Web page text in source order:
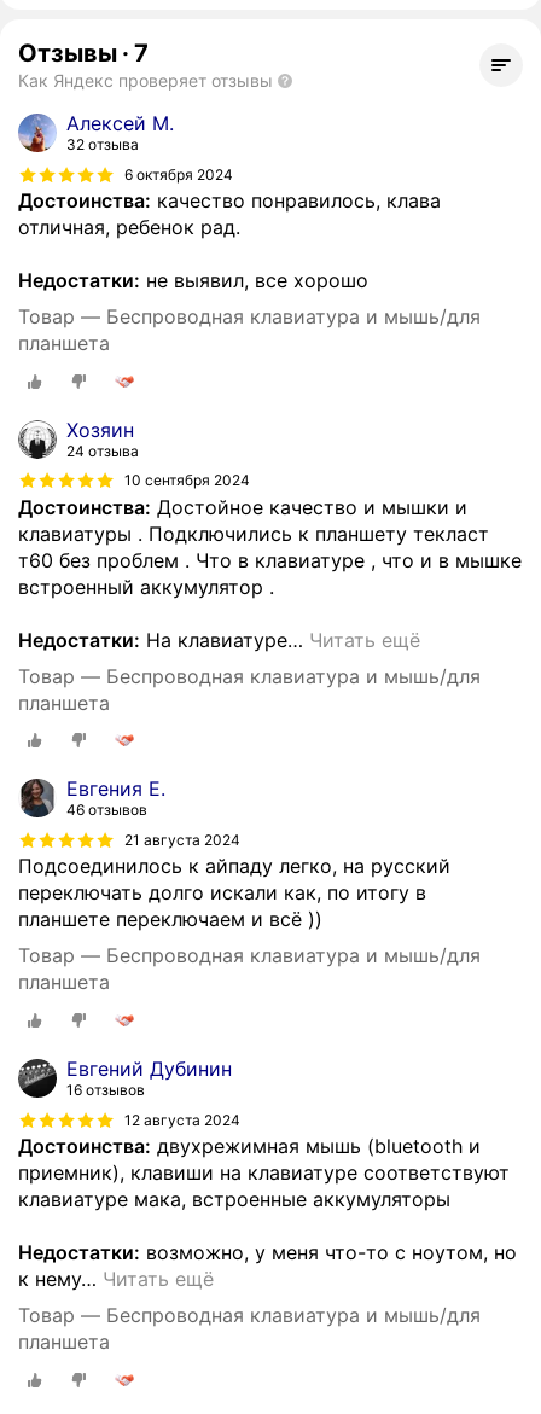
Отзывы · 7
Как Яндекс проверяет отзывы
Алексей М.
32 отзыва
6 октября 2024
Достоинства: качество понравилось, клава
отличная, ребенок рад.
Недостатки: не выявил, все хорошо
Товар — Беспроводная клавиатура и мышь/для
планшета
Хозяин
24 отзыва
10 сентября 2024
Достоинства: Достойное качество и мышки и
клавиатуры . Подключились к планшету текласт
т60 без проблем . Что в клавиатуре , что и в мышке
встроенный аккумулятор .
Недостатки: На клавиатуре… Читать ещё
Товар — Беспроводная клавиатура и мышь/для
планшета
Евгения Е.
46 отзывов
21 августа 2024
Подсоединилось к айпаду легко, на русский
переключать долго искали как, по итогу в
планшете переключаем и всё ))
Товар — Беспроводная клавиатура и мышь/для
планшета
Евгений Дубинин
16 отзывов
12 августа 2024
Достоинства: двухрежимная мышь (bluetooth и
приемник), клавиши на клавиатуре соответствуют
клавиатуре мака, встроенные аккумуляторы
Недостатки: возможно, у меня что-то с ноутом, но
к нему… Читать ещё
Товар — Беспроводная клавиатура и мышь/для
планшета